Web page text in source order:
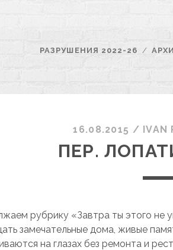
РАЗРУШЕНИЯ 2022-26
16.08.2015 / ІVAN
ПЕР.
рубрику «Завтра ты этого не
замечательные дома, живые
на глазах без ремонта и